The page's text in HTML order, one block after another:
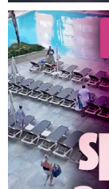
Češka ve